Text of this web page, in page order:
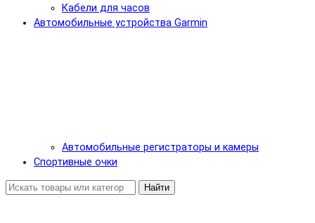
Кабели для часов
Автомобильные устройства Garmin
Автомобильные регистраторы и камеры
Спортивные очки
Найти